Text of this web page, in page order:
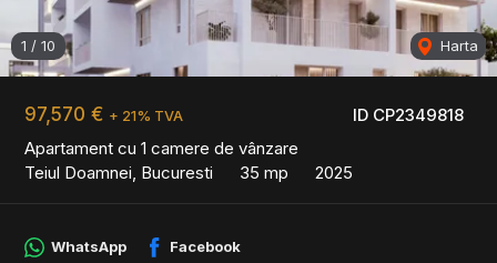
ID CP2349818
97,570 € + 21% TVA
Apartament cu 1 camere de vânzare
Teiul Doamnei, Bucuresti
35 mp 2025
1 / 10 Harta
WhatsApp Facebook